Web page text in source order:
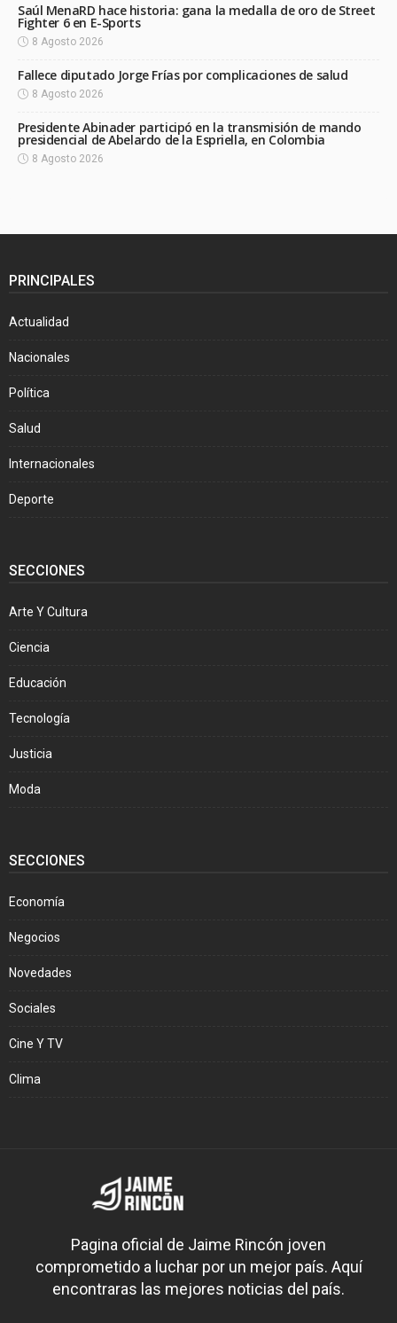
Saúl MenaRD hace historia: gana la medalla de oro de Street
Fighter 6 en E-Sports
8 Agosto 2026
Fallece diputado Jorge Frías por complicaciones de salud
8 Agosto 2026
Presidente Abinader participó en la transmisión de mando
presidencial de Abelardo de la Espriella, en Colombia
8 Agosto 2026
PRINCIPALES
Actualidad
Nacionales
Política
Salud
Internacionales
Deporte
SECCIONES
Arte Y Cultura
Ciencia
Educación
Tecnología
Justicia
Moda
SECCIONES
Economía
Negocios
Novedades
Sociales
Cine Y TV
Clima
Pagina oficial de Jaime Rincón joven
comprometido a luchar por un mejor país. Aquí
encontraras las mejores noticias del país.